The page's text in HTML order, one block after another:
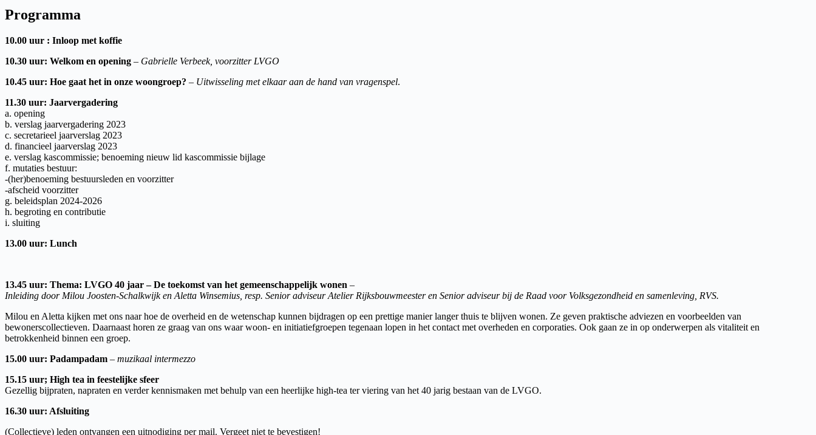
Programma
10.00 uur : Inloop met koffie
10.30 uur: Welkom en opening – Gabrielle Verbeek, voorzitter LVGO
10.45 uur: Hoe gaat het in onze woongroep? – Uitwisseling met elkaar aan de hand van vragenspel.
11.30 uur: Jaarvergadering
a. opening
b. verslag jaarvergadering 2023
c. secretarieel jaarverslag 2023
d. financieel jaarverslag 2023
e. verslag kascommissie; benoeming nieuw lid kascommissie bijlage
f. mutaties bestuur:
-(her)benoeming bestuursleden en voorzitter
-afscheid voorzitter
g. beleidsplan 2024-2026
h. begroting en contributie
i. sluiting
13.00 uur: Lunch
13.45 uur: Thema: LVGO 40 jaar – De toekomst van het gemeenschappelijk wonen –
Inleiding door Milou Joosten-Schalkwijk en Aletta Winsemius, resp. Senior adviseur Atelier Rijksbouwmeester en Senior adviseur bij de Raad voor Volksgezondheid en samenleving, RVS.
Milou en Aletta kijken met ons naar hoe de overheid en de wetenschap kunnen bijdragen op een prettige manier langer thuis te blijven wonen. Ze geven praktische adviezen en voorbeelden van
bewonerscollectieven. Daarnaast horen ze graag van ons waar woon- en initiatiefgroepen tegenaan lopen in het contact met overheden en corporaties. Ook gaan ze in op onderwerpen als vitaliteit en
betrokkenheid binnen een groep.
15.00 uur: Padampadam – muzikaal intermezzo
15.15 uur; High tea in feestelijke sfeer
Gezellig bijpraten, napraten en verder kennismaken met behulp van een heerlijke high-tea ter viering van het 40 jarig bestaan van de LVGO.
16.30 uur: Afsluiting
(Collectieve) leden ontvangen een uitnodiging per mail. Vergeet niet te bevestigen!